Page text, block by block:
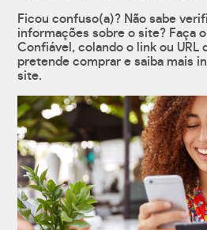
Ficou confuso(a)? Não sabe
informações sobre o site? Faça
Confiável, colando o link ou URL
pretende comprar e saiba mais
site.